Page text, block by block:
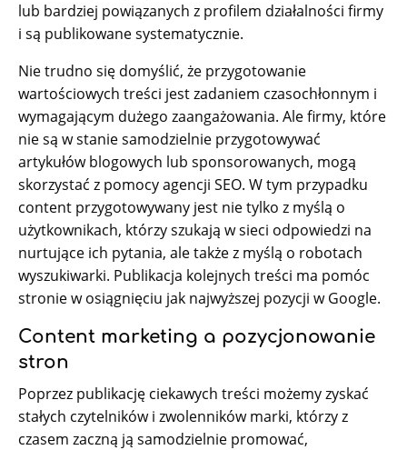
lub bardziej powiązanych z profilem działalności firmy
i są publikowane systematycznie.
Nie trudno się domyślić, że przygotowanie
wartościowych treści jest zadaniem czasochłonnym i
wymagającym dużego zaangażowania. Ale firmy, które
nie są w stanie samodzielnie przygotowywać
artykułów blogowych lub sponsorowanych, mogą
skorzystać z pomocy agencji SEO. W tym przypadku
content przygotowywany jest nie tylko z myślą o
użytkownikach, którzy szukają w sieci odpowiedzi na
nurtujące ich pytania, ale także z myślą o robotach
wyszukiwarki. Publikacja kolejnych treści ma pomóc
stronie w osiągnięciu jak najwyższej pozycji w Google.
Content marketing a pozycjonowanie
stron
Poprzez publikację ciekawych treści możemy zyskać
stałych czytelników i zwolenników marki, którzy z
czasem zaczną ją samodzielnie promować,